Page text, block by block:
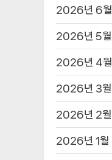
2026년 6월
2026년 5월
2026년 4월
2026년 3월
2026년 2월
2026년 1월